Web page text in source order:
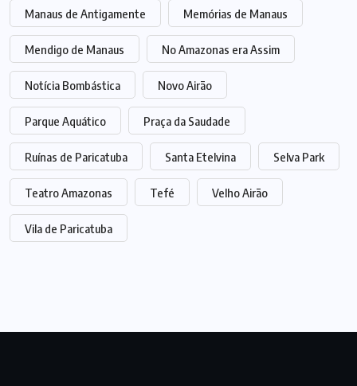
Manaus de Antigamente Memórias de Manaus
Mendigo de Manaus No Amazonas era Assim
Notícia Bombástica Novo Airão
Parque Aquático Praça da Saudade
Ruínas de Paricatuba Santa Etelvina Selva Park
Teatro Amazonas Tefé Velho Airão
Vila de Paricatuba